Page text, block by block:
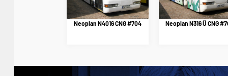
Neoplan N4016 CNG #704 Neoplan N316 Ü CNG